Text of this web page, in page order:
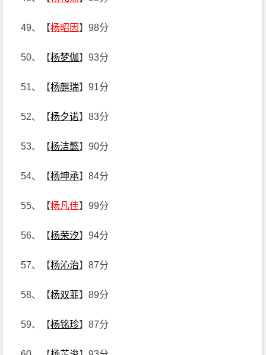
49、【杨昭因 】98分
50、【杨梦伽】93分
51、【杨麒瑞】91分
52、【杨夕诺】83分
53、【杨洁懿】90分
54、【杨坤承】84分
55、【杨凡佳】99分
56、【杨荣汐】94分
57、【杨沁治】87分
58、【杨双菲】89分
59、【杨铭珍】87分